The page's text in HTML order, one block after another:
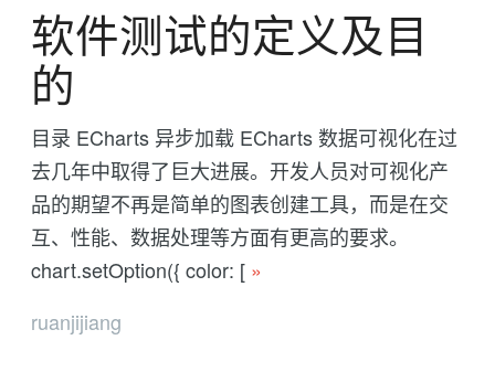
软件测试的定义及目
的
目录 ECharts 异步加载 ECharts 数据可视化在过
去几年中取得了巨大进展。开发人员对可视化产
品的期望不再是简单的图表创建工具，而是在交
互、性能、数据处理等方面有更高的要求。
chart.setOption({ color: [ »
ruanjijiang